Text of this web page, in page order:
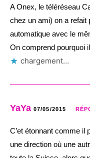
A Onex, le téléréseau
chez un ami) on a refait
automatique avec le
On comprend pourquoi
chargement…
YaYa 07/05/2015
C’et étonnant comme il
une direction où une